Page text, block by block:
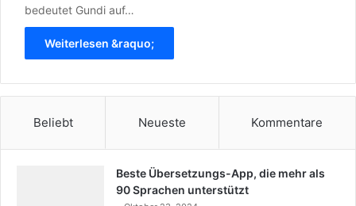
bedeutet Gundi auf…
Weiterlesen &raquo;
Beliebt Neueste Kommentare
Beste Übersetzungs-App, die mehr als
90 Sprachen unterstützt